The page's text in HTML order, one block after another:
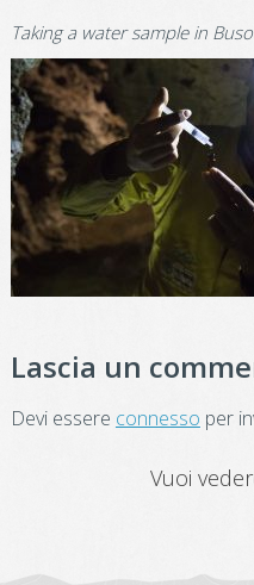
Taking a water sample in
Lascia un
Devi essere connesso per
Vuoi